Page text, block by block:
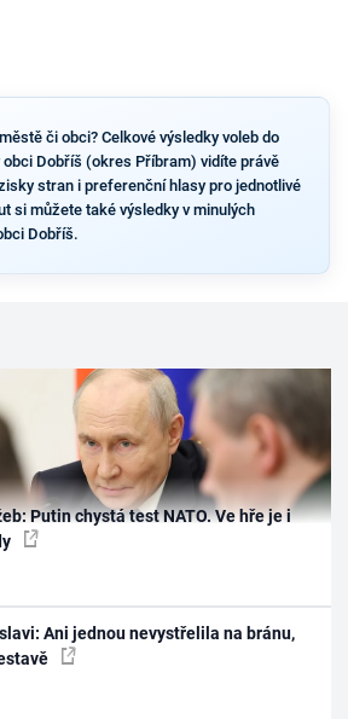
či obci? Celkové výsledky voleb do
Dobříš (okres Příbram) vidíte právě
stran i preferenční hlasy pro jednotlivé
si můžete také výsledky v minulých
Dobříš.
Putin chystá test NATO. Ve hře je i
Ani jednou nevystřelila na bránu,